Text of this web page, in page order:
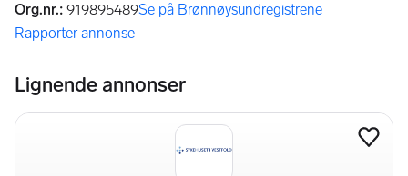
Org.nr.: 919895489Se på Brønnøysundregistrene
(åpnes i ny fane)
Rapporter annonse